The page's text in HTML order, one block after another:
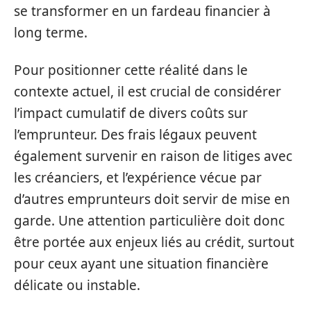
se transformer en un fardeau financier à
long terme.
Pour positionner cette réalité dans le
contexte actuel, il est crucial de considérer
l’impact cumulatif de divers coûts sur
l’emprunteur. Des frais légaux peuvent
également survenir en raison de litiges avec
les créanciers, et l’expérience vécue par
d’autres emprunteurs doit servir de mise en
garde. Une attention particulière doit donc
être portée aux enjeux liés au crédit, surtout
pour ceux ayant une situation financière
délicate ou instable.